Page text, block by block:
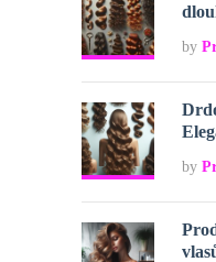
by
by